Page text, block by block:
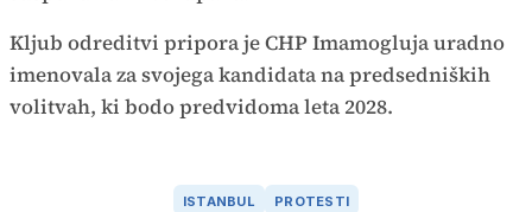
Kljub odreditvi pripora je CHP Imamogluja uradno
imenovala za svojega kandidata na predsedniških
volitvah, ki bodo predvidoma leta 2028.
ISTANBUL PROTESTI